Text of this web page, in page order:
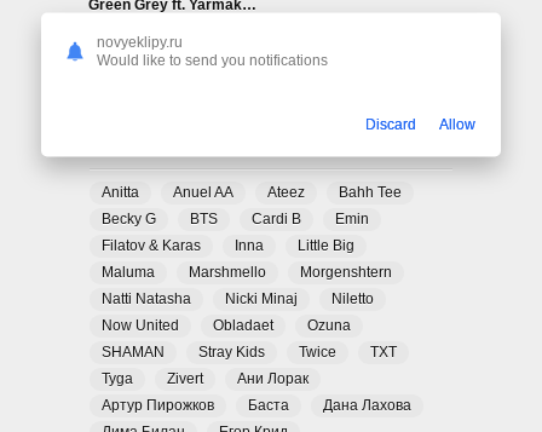
Green Grey ft. Yarmak — Indigo
Anitta Anuel AA Ateez
Bahh Tee
Becky G
BTS Cardi B
Emin
Filatov & Karas
Inna
Little Big
Maluma
Marshmello
Morgenshtern
Natti Natasha
Nicki Minaj
Niletto
Now United
Obladaet
Ozuna
SHAMAN
Stray Kids Twice
TXT
Tyga
Zivert
Ани Лорак
Артур Пирожков
Баста
Дана Лахова
novyeklipy.ru
Would like to send you notifications
Discard Allow